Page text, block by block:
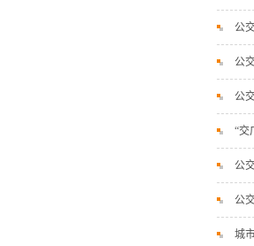
公
公
公
“交
公
公
城